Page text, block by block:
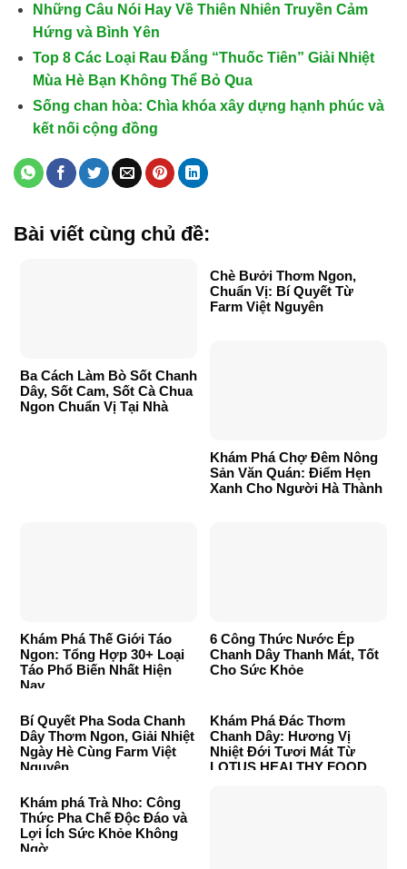
Những Câu Nói Hay Về Thiên Nhiên Truyền Cảm
Hứng và Bình Yên
Top 8 Các Loại Rau Đắng “Thuốc Tiên” Giải Nhiệt
Mùa Hè Bạn Không Thể Bỏ Qua
Sống chan hòa: Chìa khóa xây dựng hạnh phúc và
kết nối cộng đồng
Bài viết cùng chủ đề:
Ba Cách Làm Bò Sốt Chanh
Dây, Sốt Cam, Sốt Cà Chua
Ngon Chuẩn Vị Tại Nhà
Chè Bưởi Thơm Ngon,
Chuẩn Vị: Bí Quyết Từ
Farm Việt Nguyên
Khám Phá Chợ Đêm Nông
Sản Văn Quán: Điểm Hẹn
Xanh Cho Người Hà Thành
Khám Phá Thế Giới Táo
Ngon: Tổng Hợp 30+ Loại
Táo Phổ Biến Nhất Hiện
Nay
6 Công Thức Nước Ép
Chanh Dây Thanh Mát, Tốt
Cho Sức Khỏe
Bí Quyết Pha Soda Chanh
Dây Thơm Ngon, Giải Nhiệt
Ngày Hè Cùng Farm Việt
Nguyên
Khám Phá Đác Thơm
Chanh Dây: Hương Vị
Nhiệt Đới Tươi Mát Từ
LOTUS HEALTHY FOOD
Khám phá Trà Nho: Công
Thức Pha Chế Độc Đáo và
Lợi Ích Sức Khỏe Không
Ngờ